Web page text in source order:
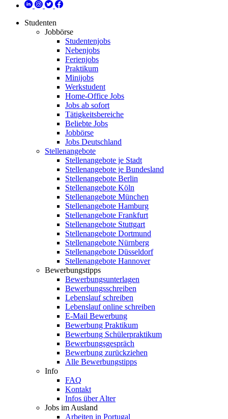
Studenten
Jobbörse
Studentenjobs
Nebenjobs
Ferienjobs
Praktikum
Minijobs
Werkstudent
Home-Office Jobs
Jobs ab sofort
Tätigkeitsbereiche
Beliebte Jobs
Jobbörse
Jobs Deutschland
Stellenangebote
Stellenangebote je Stadt
Stellenangebote je Bundesland
Stellenangebote Berlin
Stellenangebote Köln
Stellenangebote München
Stellenangebote Hamburg
Stellenangebote Frankfurt
Stellenangebote Stuttgart
Stellenangebote Dortmund
Stellenangebote Nürnberg
Stellenangebote Düsseldorf
Stellenangebote Hannover
Bewerbungstipps
Bewerbungsunterlagen
Bewerbungsschreiben
Lebenslauf schreiben
Lebenslauf online schreiben
E-Mail Bewerbung
Bewerbung Praktikum
Bewerbung Schülerpraktikum
Bewerbungsgespräch
Bewerbung zurückziehen
Alle Bewerbungstipps
Info
FAQ
Kontakt
Infos über Alter
Jobs im Ausland
Arbeiten in Portugal